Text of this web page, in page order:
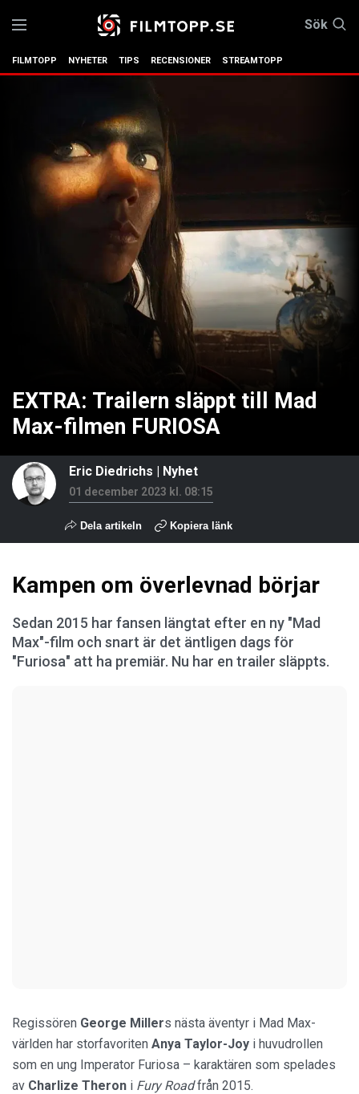
Sök
FILMTOPP NYHETER TIPS RECENSIONER STREAMTOPP
EXTRA: Trailern släppt till Mad
Max-filmen FURIOSA
Eric Diedrichs | Nyhet
01 december 2023 kl. 08:15
Dela artikeln Kopiera länk
Kampen om överlevnad börjar
Sedan 2015 har fansen längtat efter en ny "Mad
Max"-film och snart är det äntligen dags för
"Furiosa" att ha premiär. Nu har en trailer släppts.
Regissören George Millers nästa äventyr i Mad Max-
världen har storfavoriten Anya Taylor-Joy i huvudrollen
som en ung Imperator Furiosa – karaktären som spelades
av Charlize Theron i Fury Roadfrån 2015.